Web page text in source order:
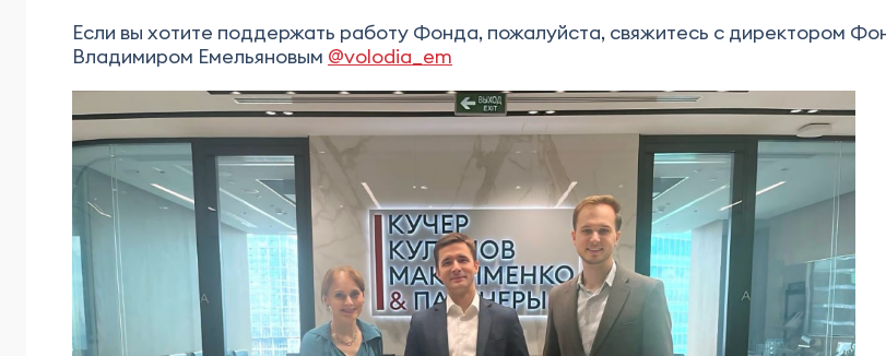
Если вы хотите поддержать работу Фонда, пожалуйста, свяжитесь с директором
Владимиром Емельяновым @volodia_em